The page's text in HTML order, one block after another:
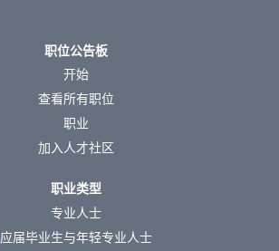
职位公告板
开始
查看所有职位
职业
加入人才社区
职业类型
专业人士
应届毕业生与年轻专业人士